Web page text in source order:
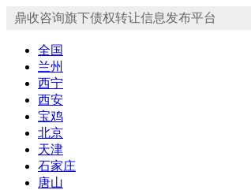
鼎收咨询旗下债权转让信息发布平台
全国
兰州
西宁
西安
宝鸡
北京
天津
石家庄
唐山